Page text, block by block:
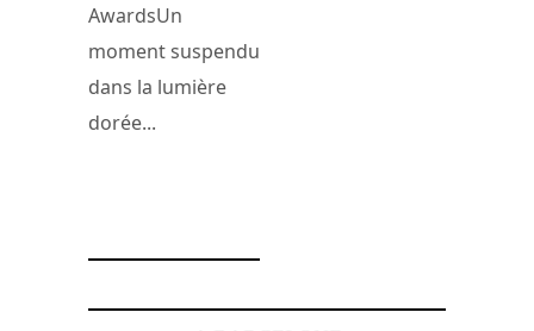
AwardsUn
moment suspendu
dans la lumière
dorée...